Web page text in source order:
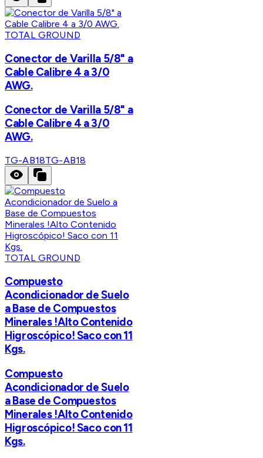
TOTAL GROUND
Conector de Varilla 5/8" a
Cable Calibre 4 a 3/0
AWG.
Conector de Varilla 5/8" a
Cable Calibre 4 a 3/0
AWG.
TG-AB18TG-AB18
TOTAL GROUND
Compuesto
Acondicionador de Suelo
a Base de Compuestos
Minerales !Alto Contenido
Higroscópico! Saco con 11
Kgs.
Compuesto
Acondicionador de Suelo
a Base de Compuestos
Minerales !Alto Contenido
Higroscópico! Saco con 11
Kgs.